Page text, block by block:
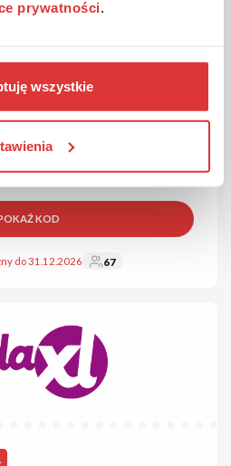
prywatności.
wszystkie
w Abiks Meble!
zniżki na całe swoje zamówienie,
KOD
do 31.12.2026 67